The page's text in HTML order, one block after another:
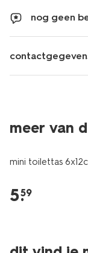
nog geen
meer van
mini toilettas
5.
59